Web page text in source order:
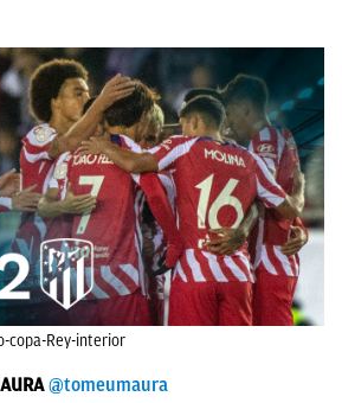
copa-Rey-interior
@tomeumaura